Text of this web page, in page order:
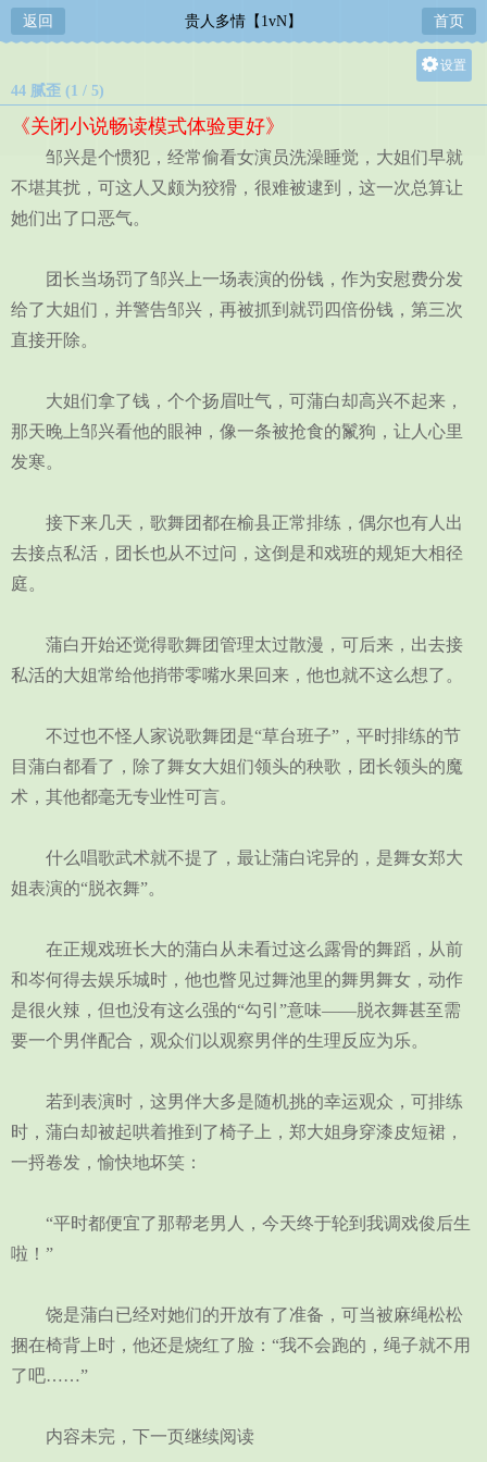
返回 贵人多情【1vN】 首页
设置
中
小
44 腻歪 (1 / 5)
《关闭小说畅读模式体验更好》
邹兴是个惯犯，经常偷看女演员洗澡睡觉，大姐们早就
不堪其扰，可这人又颇为狡猾，很难被逮到，这一次总算让
她们出了口恶气。
团长当场罚了邹兴上一场表演的份钱，作为安慰费分发
给了大姐们，并警告邹兴，再被抓到就罚四倍份钱，第三次
直接开除。
大姐们拿了钱，个个扬眉吐气，可蒲白却高兴不起来，
那天晚上邹兴看他的眼神，像一条被抢食的鬣狗，让人心里
发寒。
接下来几天，歌舞团都在榆县正常排练，偶尔也有人出
去接点私活，团长也从不过问，这倒是和戏班的规矩大相径
庭。
蒲白开始还觉得歌舞团管理太过散漫，可后来，出去接
私活的大姐常给他捎带零嘴水果回来，他也就不这么想了。
不过也不怪人家说歌舞团是“草台班子”，平时排练的节
目蒲白都看了，除了舞女大姐们领头的秧歌，团长领头的魔
术，其他都毫无专业性可言。
什么唱歌武术就不提了，最让蒲白诧异的，是舞女郑大
姐表演的“脱衣舞”。
在正规戏班长大的蒲白从未看过这么露骨的舞蹈，从前
和岑何得去娱乐城时，他也瞥见过舞池里的舞男舞女，动作
是很火辣，但也没有这么强的“勾引”意味——脱衣舞甚至需
要一个男伴配合，观众们以观察男伴的生理反应为乐。
若到表演时，这男伴大多是随机挑的幸运观众，可排练
时，蒲白却被起哄着推到了椅子上，郑大姐身穿漆皮短裙，
一捋卷发，愉快地坏笑：
“平时都便宜了那帮老男人，今天终于轮到我调戏俊后生
啦！”
饶是蒲白已经对她们的开放有了准备，可当被麻绳松松
捆在椅背上时，他还是烧红了脸：“我不会跑的，绳子就不用
了吧……”
内容未完，下一页继续阅读